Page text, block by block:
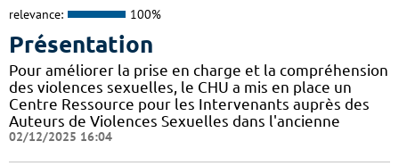
relevance: 100%
Présentation
Pour améliorer la prise en charge et la compréhension
des violences sexuelles, le CHU a mis en place un
Centre Ressource pour les Intervenants auprès des
Auteurs de Violences Sexuelles dans l'ancienne
02/12/2025 16:04